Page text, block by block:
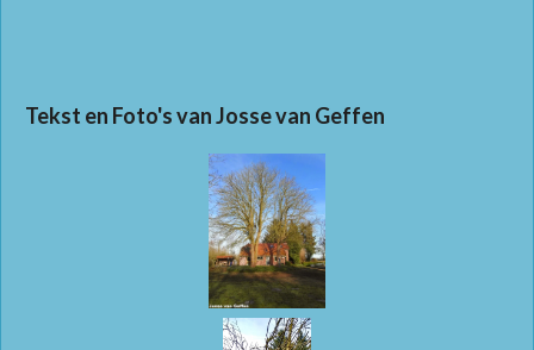
Tekst en Foto's van Josse van Geffen